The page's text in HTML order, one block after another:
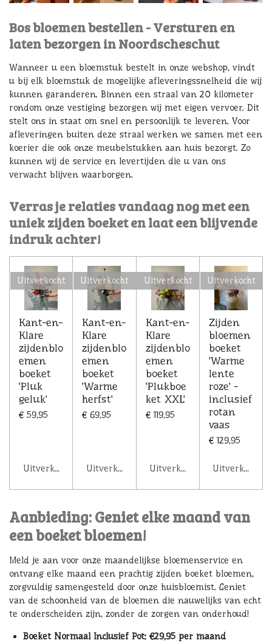
Bos bloemen bestellen - Versturen en
laten bezorgen in Noordscheschut
Wanneer u een bloemstuk bestelt in onze webshop, vindt
u bij elk bloemstuk de mogelijke afleveringssnelheid die wij
kunnen garanderen. Binnen een straal van 20 kilometer
rondom onze vestiging bezorgen wij met eigen vervoer. Dit
stelt ons in staat om snel en persoonlijk te leveren. Voor
afleveringen buiten deze straal werken we samen met een
koerier die ook onze meubelstukken aan huis bezorgt. Zo
kunnen wij de service en levertijden die u van ons
verwacht blijven waarborgen.
Verras je relaties vandaag nog met een
uniek zijden boeket en laat een blijvende
indruk achter!
Uitverkocht
Kant-en-
Klare
zijdenblo
emen
boeket
'Pluk
geluk'
€ 59,95
Uitverkocht
Uitverkocht
Kant-en-
Klare
zijdenblo
emen
boeket
'Warme
herfst'
€ 69,95
Uitverkocht
Uitverkocht
Kant-en-
Klare
zijdenblo
emen
boeket
'Plukboe
ket XXL'
€ 119,95
Uitverkocht
Uitverkocht
Zijden
bloemen
boeket
'Warme
lente
roze' -
inclusief
rotan
vaas
€ 129,95
Uitverkocht
Aanbieding: Geniet elke maand van
een boeket bloemen!
Meld je aan voor onze maandelijkse bloemenservice en
ontvang elke maand een prachtig zijden boeket bloemen,
zorgvuldig samengesteld door onze huisbloemist. Geniet
van de schoonheid van de bloemen die nauwelijks van echt
te onderscheiden zijn, zonder de zorgen van onderhoud!
Boeket Normaal Inclusief Pot: €29,95 per maand